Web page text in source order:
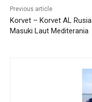
Previous article
Korvet – Korvet AL Rusia
Masuki Laut Mediterania